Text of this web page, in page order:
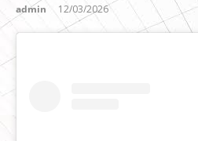
admin 12/03/2026